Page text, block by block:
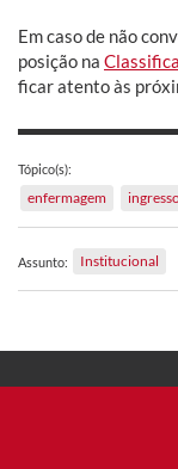
Em caso de não
posição na
ficar atento às
Tópico(s):
enfermagem
Assunto: Institucional